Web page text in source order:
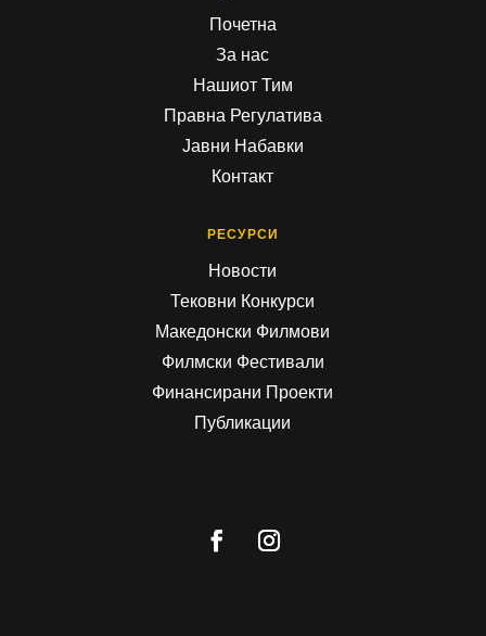
Почетна
За нас
Нашиот Тим
Правна Регулатива
Јавни Набавки
Контакт
РЕСУРСИ
Новости
Тековни Конкурси
Македонски Филмови
Филмски Фестивали
Финансирани Проекти
Публикации